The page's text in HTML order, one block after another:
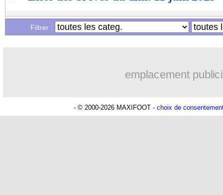
Liste des brèves du sam. 10 juin 2023
Filtrer :
emplacement
- © 2000-2026 MAXIFOOT - choix de